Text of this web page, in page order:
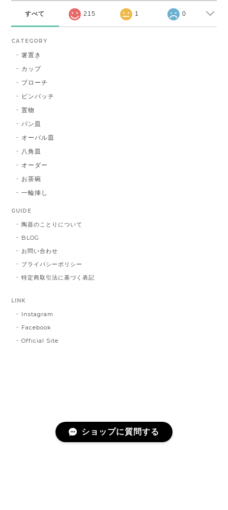
すべて 215 1 0
CATEGORY
箸置き
カップ
ブローチ
ピンバッチ
置物
パン皿
オーバル皿
八角皿
オーダー
お茶碗
一輪挿し
GUIDE
陶器のことりについて
BLOG
お問い合わせ
プライバシーポリシー
特定商取引法に基づく表記
LINK
Instagram
Facebook
Official Site
ショップに質問する